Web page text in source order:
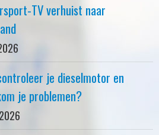
TV verhuist naar
je dieselmotor en
je problemen?